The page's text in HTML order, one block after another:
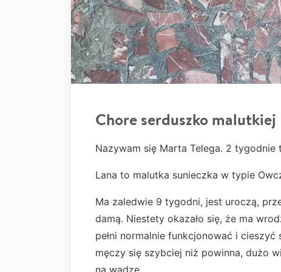
Chore serduszko malutkiej
Nazywam się Marta Telega. 2 tygodnie
Lana to malutka sunieczka w typie
Ma zaledwie 9 tygodni, jest uroczą,
damą. Niestety okazało się, że ma
pełni normalnie funkcjonować i
męczy się szybciej niż powinna, dużo
na wadze.